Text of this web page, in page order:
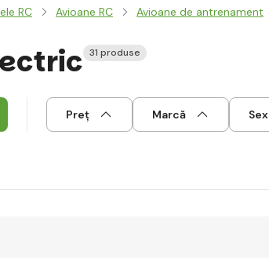
RC Avioane RC Avioane de antrenament
31 produse
Preț Marcă Sex